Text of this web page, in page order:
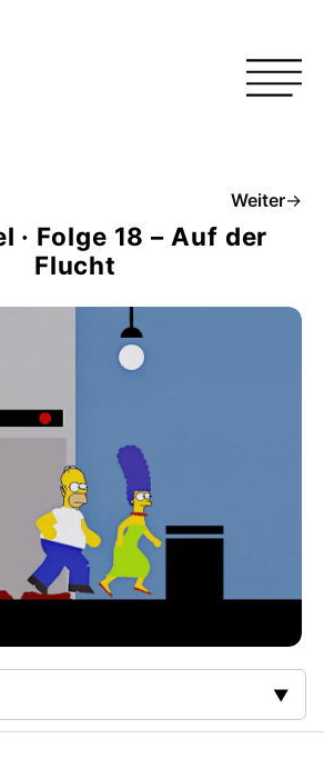
Weiter→
· Folge 18 – Auf der
Flucht